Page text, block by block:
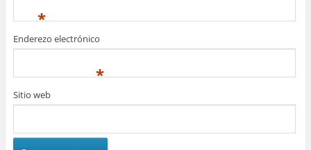
*
Enderezo electrónico
*
Sitio web